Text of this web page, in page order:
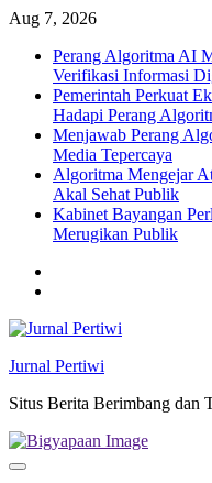
Skip
content
Aug 7, 2026
Perang Algoritma AI
Verifikasi Informasi
Pemerintah Perkuat
Hadapi Perang
Menjawab Perang
Media Tepercaya
Algoritma Mengejar
Akal Sehat Publik
Kabinet Bayangan
Merugikan Publik
Jurnal Pertiwi
Situs Berita Berimbang dan